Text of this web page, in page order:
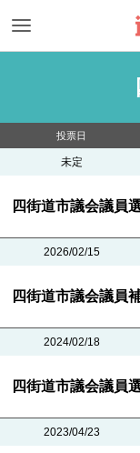
投票日
未定
四街道市議会議員
2026/02/15
四街道市議会議員
2024/02/18
四街道市議会議員
2023/04/23